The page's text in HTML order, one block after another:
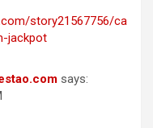
story21567756/ca
jackpot
says: